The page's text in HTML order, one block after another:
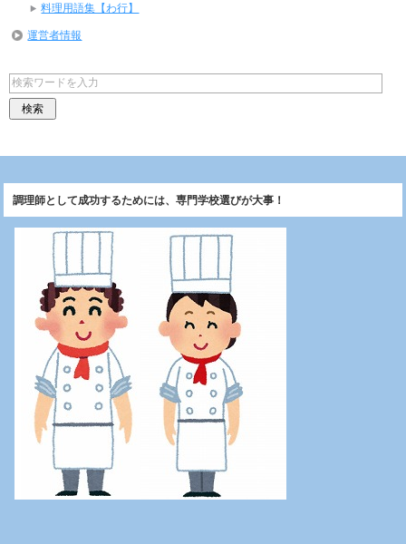
料理用語集【わ行】
運営者情報
調理師として成功するためには、専門学校選びが大事！